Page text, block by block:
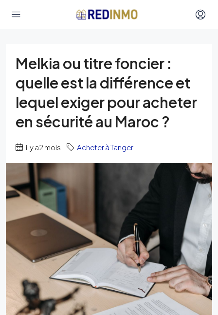
Melkia ou titre foncier :
quelle est la différence et
lequel exiger pour acheter
en sécurité au Maroc ?
il y a2 mois Acheter à Tanger